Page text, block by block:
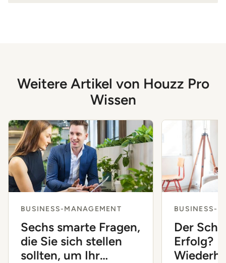
Weitere Artikel von Houzz Pro
Wissen
BUSINESS-MANAGEMENT
Sechs smarte Fragen,
die Sie sich stellen
sollten, um Ihr
BUSINESS-
Der
Erfolg?